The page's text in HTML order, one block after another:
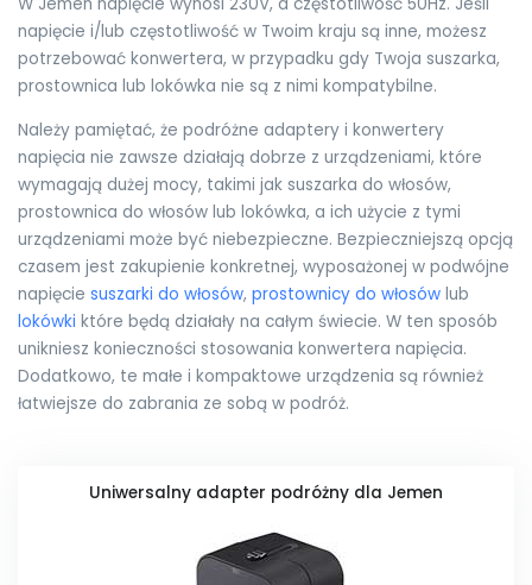
napięcie i/lub częstotliwość w Twoim kraju są inne, możesz
potrzebować konwertera, w przypadku gdy Twoja suszarka,
prostownica lub lokówka nie są z nimi kompatybilne.
Należy pamiętać, że podróżne adaptery i konwertery
napięcia nie zawsze działają dobrze z urządzeniami, które
wymagają dużej mocy, takimi jak suszarka do włosów,
prostownica do włosów lub lokówka, a ich użycie z tymi
urządzeniami może być niebezpieczne. Bezpieczniejszą opcją
czasem jest zakupienie konkretnej, wyposażonej w podwójne
napięcie suszarki do włosów, prostownicy do włosów lub
lokówki które będą działały na całym świecie. W ten sposób
unikniesz konieczności stosowania konwertera napięcia.
Dodatkowo, te małe i kompaktowe urządzenia są również
łatwiejsze do zabrania ze sobą w podróż.
Uniwersalny adapter podróżny dla Jemen